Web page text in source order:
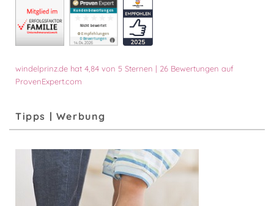
windelprinz.de hat 4,84 von 5 Sternen | 26 Bewertungen auf
ProvenExpert.com
Tipps | Werbung